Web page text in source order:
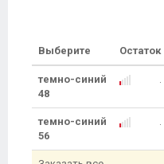
Выберите Остаток
темно-синий
48
темно-синий
56